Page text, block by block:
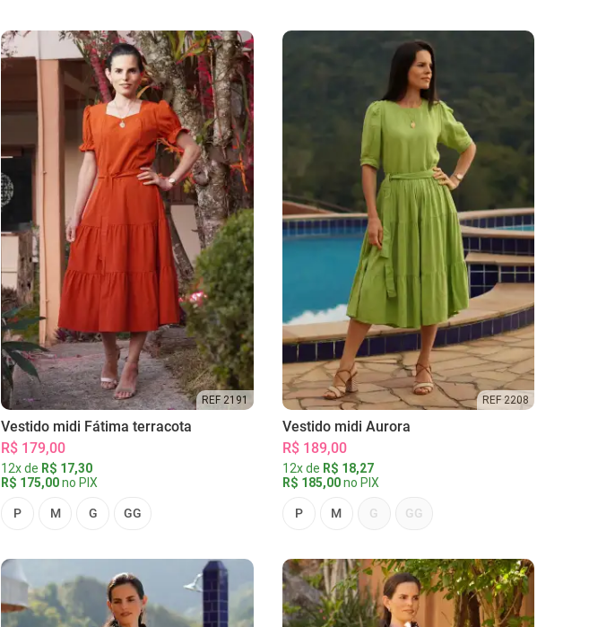
REF 2191
Vestido midi Fátima terracota
R$ 179,00
12x de R$ 17,30
R$ 175,00no PIX
P M G GG
REF 2208
Vestido midi Aurora
R$ 189,00
12x de R$ 18,27
R$ 185,00no PIX
P M G GG